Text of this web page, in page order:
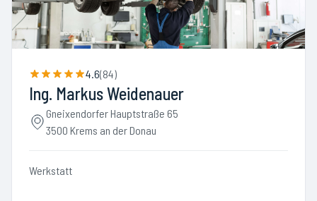
4.6(84)
Ing. Markus Weidenauer
Gneixendorfer Hauptstraße 65
3500 Krems an der Donau
Werkstatt